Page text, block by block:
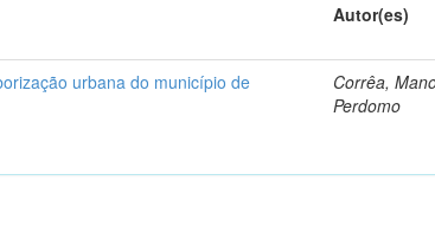
Autor(es)
urbana do município de
Corrêa,
Perdomo